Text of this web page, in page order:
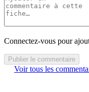
Connectez-vous pour
Publier le commentaire
Voir tous les